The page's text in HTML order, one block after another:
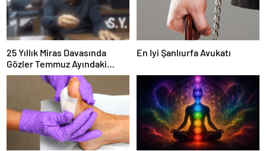
25 Yıllık Miras Davasında
Gözler Temmuz Ayındaki
Karar Duruşmasına Çevrildi
En Iyi Şanlıurfa Avukatı